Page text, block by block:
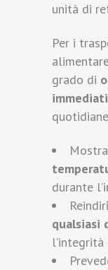
unità di
Per i
grado di
immediati
durante
qualsiasi